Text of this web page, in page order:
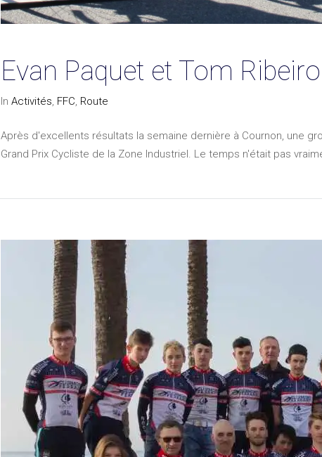
Evan Paquet et Tom
In Activités, FFC, Route
Après d'excellents résultats la semaine dernière à Cournon, une
Grand Prix Cycliste de la Zone Industriel. Le temps n'était pas